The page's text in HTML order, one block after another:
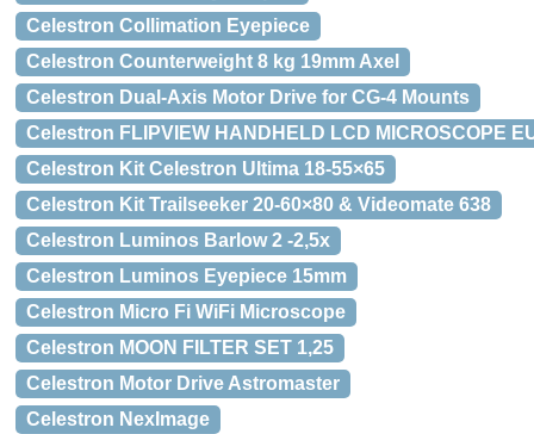
Celestron Collimation Eyepiece
Celestron Counterweight 8 kg 19mm Axel
Celestron Dual-Axis Motor Drive for CG-4 Mounts
Celestron FLIPVIEW HANDHELD LCD MICROSCOPE
Celestron Kit Celestron Ultima 18-55×65
Celestron Kit Trailseeker 20-60×80 & Videomate 638
Celestron Luminos Barlow 2 -2,5x
Celestron Luminos Eyepiece 15mm
Celestron Micro Fi WiFi Microscope
Celestron MOON FILTER SET 1,25
Celestron Motor Drive Astromaster
Celestron NexImage